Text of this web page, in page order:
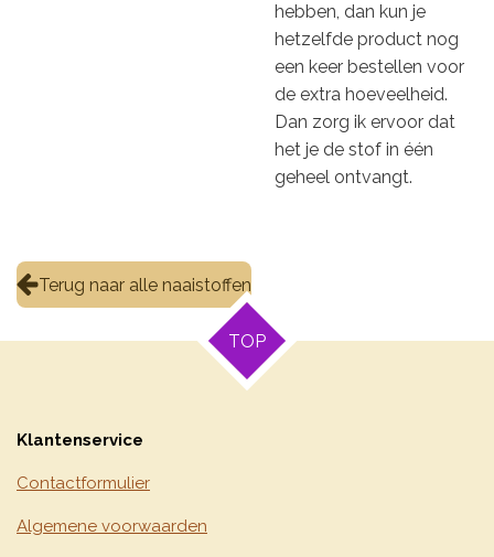
hebben, dan kun je
hetzelfde product nog
een keer bestellen voor
de extra hoeveelheid.
Dan zorg ik ervoor dat
het je de stof in één
geheel ontvangt.
Terug naar alle naaistoffen
TOP
Klantenservice
Contactformulier
Algemene voorwaarden